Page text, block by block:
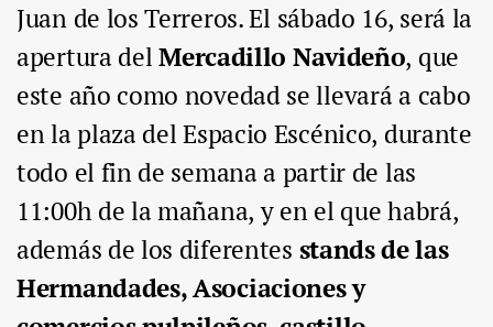
Juan de los Terreros. El sábado 16, será la
apertura delMercadillo Navideño, que
este año como novedad se llevará a cabo
en laplaza del Espacio Escénico, durante
todo el fin de semana a partir de las
11:00h de la mañana, y en el que habrá,
además de los diferentes stands de las
Hermandades, Asociaciones y